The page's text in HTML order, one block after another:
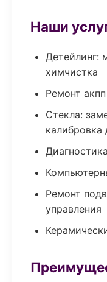
Наши
Детейлинг:
химчистка
Ремонт
Стекла:
калибровка
Ремонт
управления